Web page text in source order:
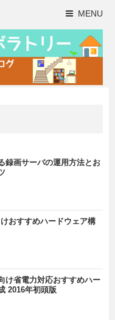
MENU
録画サーバの運用方法とお
おすすめハードウェア構
け省電力対応おすすめハー
2016年初頭版